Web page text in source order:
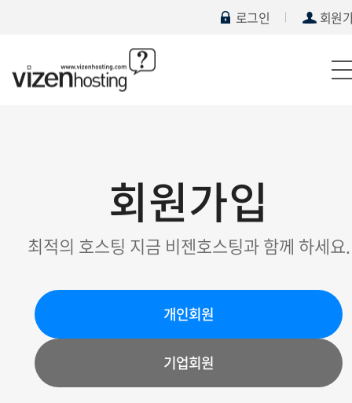
로그인 회원
회원가입
최적의 호스팅 지금 비젠호스팅과 함께 하세요.
개인회원
기업회원